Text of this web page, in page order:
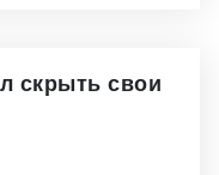
скрыть свои